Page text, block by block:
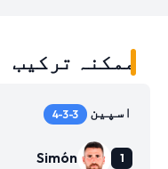
ممکنہ ترکیب
اسپین 4-3-3
Simón